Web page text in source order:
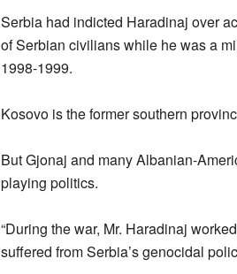
Serbia had indicted Haradinaj over
of Serbian civilians while he was a
1998-1999.
Kosovo is the former southern
But Gjonaj and many Albanian-
playing politics.
“During the war, Mr. Haradinaj
suffered from Serbia’s genocidal